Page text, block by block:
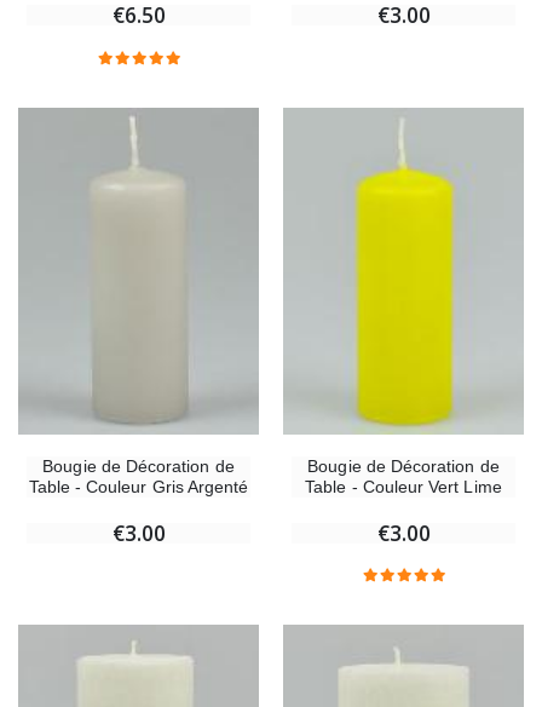
€6.50 €3.00
Bougie de Décoration de
Table - Couleur Gris Argenté
€3.00
Bougie de Décoration de
Table - Couleur Vert Lime
€3.00